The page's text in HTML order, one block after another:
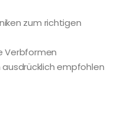
zum richtigen
Verbformen
empfohlen